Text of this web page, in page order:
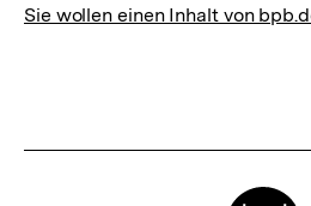
Sie wollen einen Inhalt von